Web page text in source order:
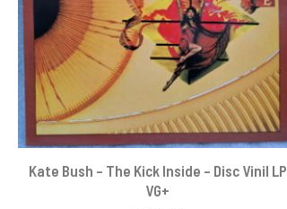
Kate Bush – The Kick Inside – Disc Vinil LP
VG+